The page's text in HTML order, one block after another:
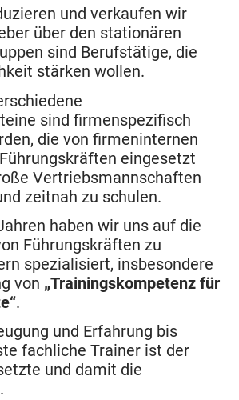
und verkaufen wir
über den stationären
sind Berufstätige, die
stärken wollen.
sind firmenspezifisch
die von firmeninternen
eingesetzt
Vertriebsmannschaften
zeitnah zu schulen.
haben wir uns auf die
Führungskräften zu
spezialisiert, insbesondere
von „Trainingskompetenz für
.
und Erfahrung bis
fachliche Trainer ist der
und damit die